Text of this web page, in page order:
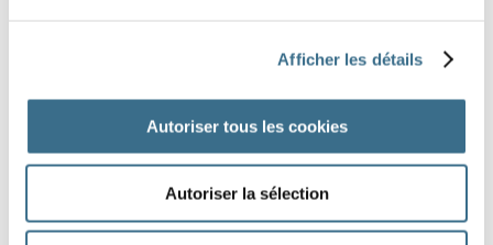
Afficher les détails
Autoriser tous les cookies
Autoriser la sélection
forcer - Indicatif Passé composé
Question 8.
forcer - Indicatif Imparfait